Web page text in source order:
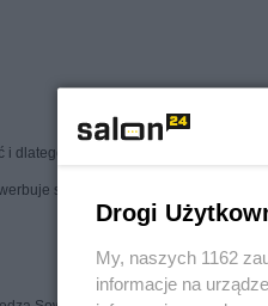
i dlatego jest już spalony – Kościół go
szpiegów i nikt nie uznaje tego
Drogi
My, naszych 1162
informacje na